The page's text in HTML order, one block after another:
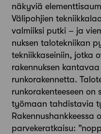
näkyviä
Välipohjien
valmiiksi putki – ja
nuksen talotekniikan
tekniikkaseiniin, jotka
rakennuksen
runkorakennetta.
runkorakenteeseen
työmaan tahdistavia
Rakennushankkeessa
parvekeratkaisu: